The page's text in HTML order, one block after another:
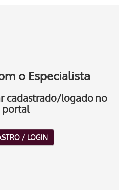
o Especialista
cadastrado/logado no
portal
/ LOGIN